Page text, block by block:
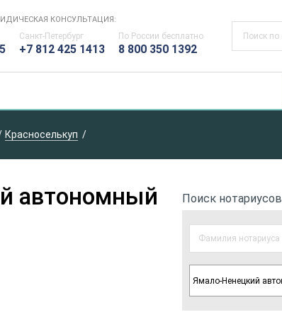
КОНСУЛЬТАЦИЯ:
Санкт-Петербург
+7 812 425 1413
По России бесплатно
8 800 350 1392
Красноселькуп
автономный
Поиск нотариусов